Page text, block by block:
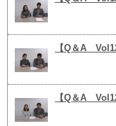
出来
言った
言わな
【Q＆A